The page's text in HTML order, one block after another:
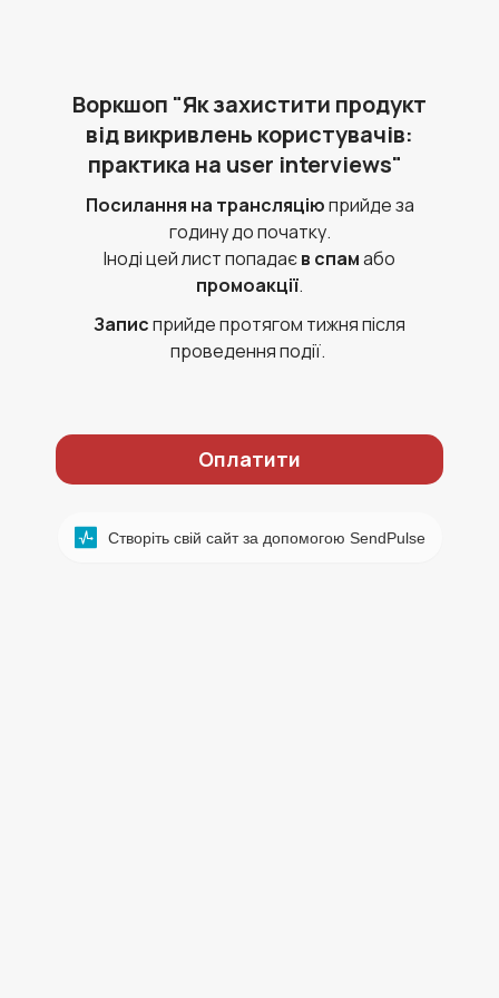
Воркшоп "Як захистити продукт
від викривлень користувачів:
практика на user interviews"
Посилання на трансляціюприйде за
годину до початку.
Іноді цей лист попадаєв спамабо
промоакції.
Записприйде протягом тижня після
проведення події.
Оплатити
Створіть свій сайт за допомогою SendPulse